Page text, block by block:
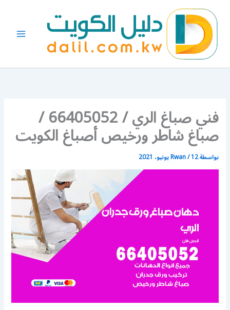
المحتوى
فني صباغ الري / 66405052 /
صباغ شاطر ورخيص أصباغ الكويت
بواسطة Rwan/12 يونيو، 2021